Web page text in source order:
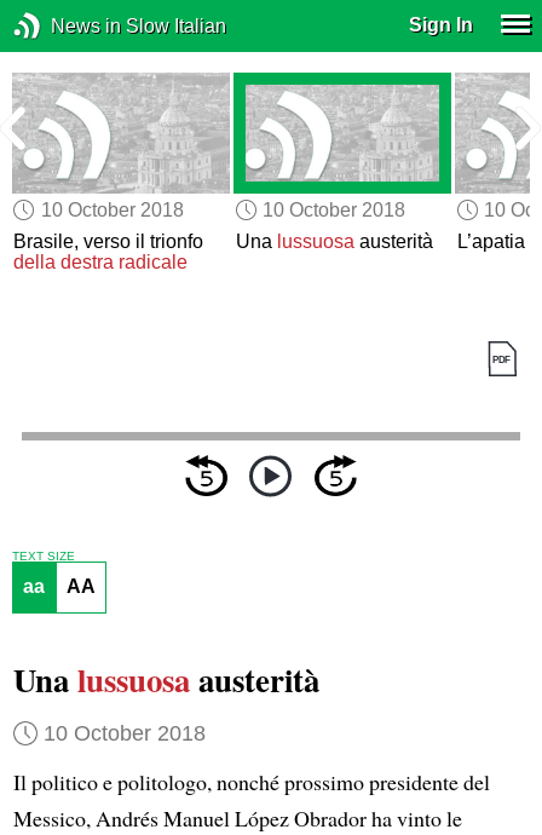
News in Slow Italian Sign In
10 October 2018
Brasile, verso il trionfo
della destra radicale
10 October 2018
Una lussuosaausterità
10
L’apatia
TEXT SIZE
aa AA
Unalussuosaausterità
10 October 2018
Il politico e politologo, nonché prossimo presidente del
Messico, Andrés Manuel López Obrador ha vinto le